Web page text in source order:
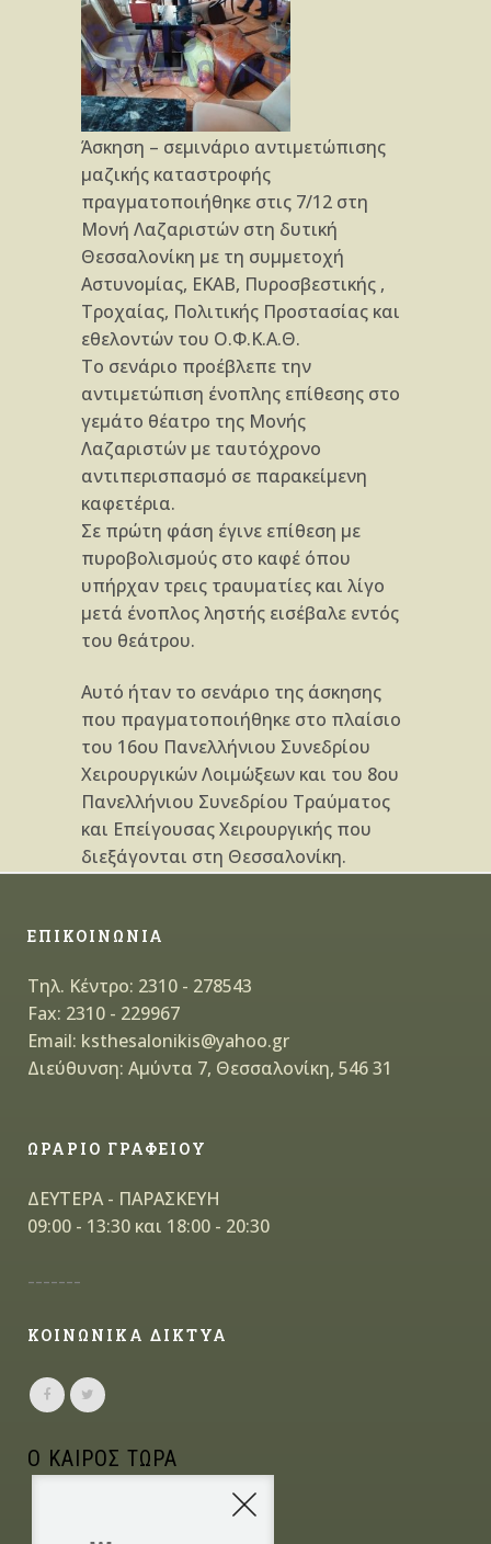
Άσκηση – σεμινάριο αντιμετώπισης
μαζικής καταστροφής
πραγματοποιήθηκε στις 7/12 στη
Μονή Λαζαριστών στη δυτική
Θεσσαλονίκη με τη συμμετοχή
Αστυνομίας, ΕΚΑΒ, Πυροσβεστικής ,
Τροχαίας, Πολιτικής Προστασίας και
εθελοντών του Ο.Φ.Κ.Α.Θ.
Το σενάριο προέβλεπε την
αντιμετώπιση ένοπλης επίθεσης στο
γεμάτο θέατρο της Μονής
Λαζαριστών με ταυτόχρονο
αντιπερισπασμό σε παρακείμενη
καφετέρια.
Σε πρώτη φάση έγινε επίθεση με
πυροβολισμούς στο καφέ όπου
υπήρχαν τρεις τραυματίες και λίγο
μετά ένοπλος ληστής εισέβαλε εντός
του θεάτρου.
Αυτό ήταν το σενάριο της άσκησης
που πραγματοποιήθηκε στο πλαίσιο
του 16ου Πανελλήνιου Συνεδρίου
Χειρουργικών Λοιμώξεων και του 8ου
Πανελλήνιου Συνεδρίου Τραύματος
και Επείγουσας Χειρουργικής που
διεξάγονται στη Θεσσαλονίκη.
ΕΠΙΚΟΙΝΩΝΙΑ
Τηλ. Κέντρο: 2310 - 278543
Fax: 2310 - 229967
Email: ksthesalonikis@yahoo.gr
Διεύθυνση: Αμύντα 7, Θεσσαλονίκη, 546 31
ΩΡΑΡΙΟ ΓΡΑΦΕΙΟΥ
ΔΕΥΤΕΡΑ - ΠΑΡΑΣΚΕΥΗ
09:00 - 13:30 και 18:00 - 20:30
-------
ΚΟΙΝΩΝΙΚΑ ΔΙΚΤΥΑ
Ο ΚΑΙΡΟΣ ΤΩΡΑ